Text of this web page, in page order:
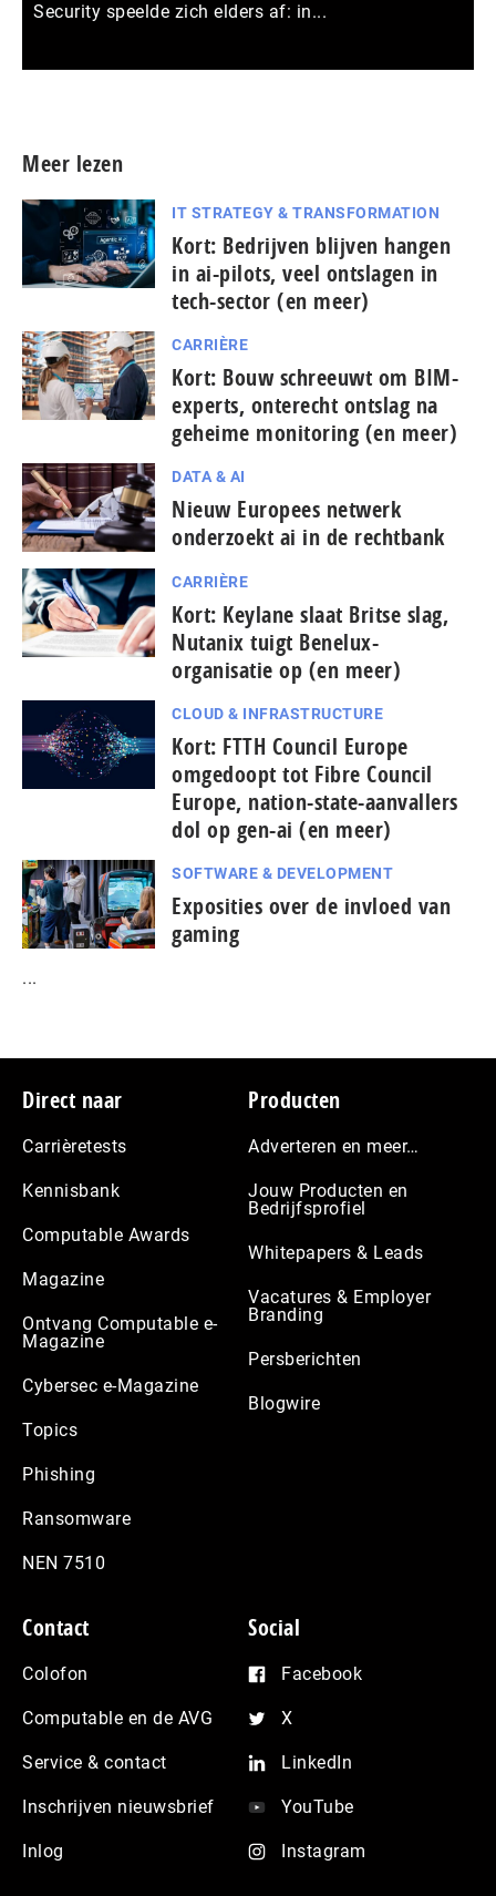
Security speelde zich elders af: in...
Meer lezen
IT STRATEGY & TRANSFORMATION
Kort: Bedrijven blijven hangen
in ai-pilots, veel ontslagen in
tech-sector (en meer)
CARRIÈRE
Kort: Bouw schreeuwt om BIM-
experts, onterecht ontslag na
geheime monitoring (en meer)
DATA & AI
Nieuw Europees netwerk
onderzoekt ai in de rechtbank
CARRIÈRE
Kort: Keylane slaat Britse slag,
Nutanix tuigt Benelux-
organisatie op (en meer)
CLOUD & INFRASTRUCTURE
Kort: FTTH Council Europe
omgedoopt tot Fibre Council
Europe, nation-state-aanvallers
dol op gen-ai (en meer)
SOFTWARE & DEVELOPMENT
Exposities over de invloed van
gaming
...
Footer
Direct naar
Carrièretests
Kennisbank
Computable Awards
Magazine
Ontvang Computable e-
Magazine
Cybersec e-Magazine
Topics
Phishing
Ransomware
NEN 7510
Producten
Adverteren en meer…
Jouw Producten en
Bedrijfsprofiel
Whitepapers & Leads
Vacatures & Employer
Branding
Persberichten
Blogwire
Contact
Colofon
Computable en de AVG
Service & contact
Inschrijven nieuwsbrief
Inlog
Social
Facebook
X
LinkedIn
YouTube
Instagram